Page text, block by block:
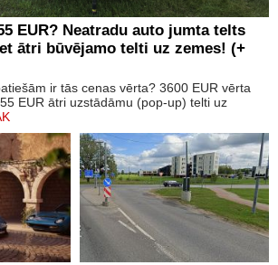
EUR? Neatradu auto jumta telts
ātri būvējamo telti uz zemes! (+
ir tās cenas vērta? 3600 EUR vērta
EUR ātri uzstādāmu (pop-up) telti uz